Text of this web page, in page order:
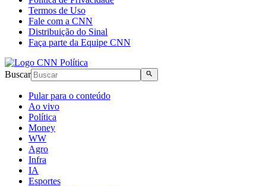
Termos de Uso
Fale com a CNN
Distribuição do Sinal
Faça parte da Equipe CNN
Buscar
Pular para o conteúdo
Ao vivo
Política
Money
WW
Agro
Infra
IA
Esportes